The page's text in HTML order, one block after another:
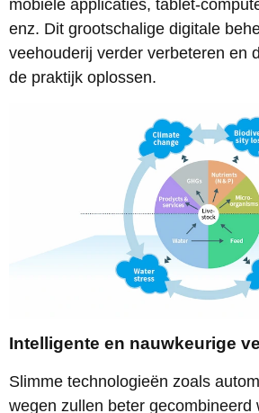
mobiele applicaties, tablet-
enz. Dit grootschalige digitale
veehouderij verder verbeteren en
de praktijk oplossen.
Intelligente en nauwkeurige
Slimme technologieën zoals
wegen zullen beter gecombineerd